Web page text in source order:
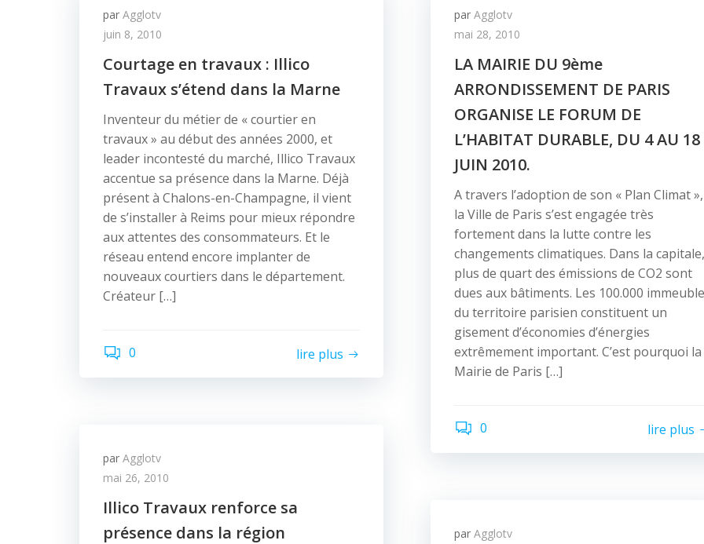
par Agglotv
juin 8, 2010
Courtage en travaux : Illico
Travaux s’étend dans la Marne
Inventeur du métier de « courtier en
travaux » au début des années 2000, et
leader incontesté du marché, Illico Travaux
accentue sa présence dans la Marne. Déjà
présent à Chalons-en-Champagne, il vient
de s’installer à Reims pour mieux répondre
aux attentes des consommateurs. Et le
réseau entend encore implanter de
nouveaux courtiers dans le département.
Créateur […]
0 lire plus
par Agglotv
mai 28, 2010
LA MAIRIE DU 9ème
ARRONDISSEMENT DE PARIS
ORGANISE LE FORUM DE
L’HABITAT DURABLE, DU 4 AU 18
JUIN 2010.
A travers l’adoption de son « Plan Climat »,
la Ville de Paris s’est engagée très
fortement dans la lutte contre les
changements climatiques. Dans la capitale,
plus de quart des émissions de CO2 sont
dues aux bâtiments. Les 100.000
du territoire parisien constituent un
gisement d’économies d’énergies
extrêmement important. C’est pourquoi la
Mairie de Paris […]
0 lire plus
par Agglotv
mai 26, 2010
Illico Travaux renforce sa
présence dans la région
par Agglotv